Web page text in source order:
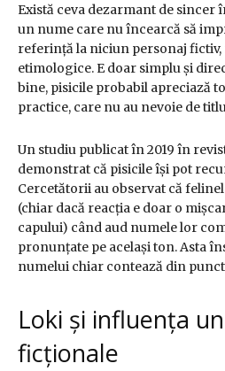
Există ceva dezarmant de sincer
un nume care nu încearcă să
referință la niciun personaj
etimologice. E doar simplu și
bine, pisicile probabil apreciază
practice, care nu au nevoie de
Un studiu publicat în 2019 în
demonstrat că pisicile își pot
Cercetătorii au observat că
(chiar dacă reacția e doar o
capului) când aud numele lor
pronunțate pe același ton. Asta
numelui chiar contează din
Loki și influența
ficționale